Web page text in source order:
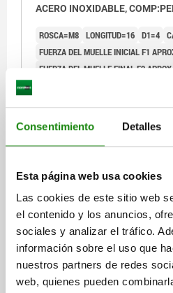
Consentimiento Detalles
Esta página web usa cookies
Las cookies de este sitio web
el contenido y los anuncios,
sociales y analizar el tráfico.
información sobre el uso que
nuestros partners de redes
web, quienes pueden
ACERO INOXIDABLE,
ROSCA=M8 LONGITUD=16 D1=4
FUERZA DEL MUELLE INICIAL F1
FUERZA DEL MUELLE FINAL F2
Referencia:03026-08
más gastos de envío
03026 SF